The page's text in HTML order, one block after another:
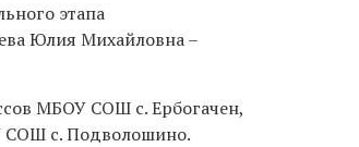
этапа
Юлия Михайловна –
МБОУ СОШ с. Ербогачен,
СОШ с. Подволошино.